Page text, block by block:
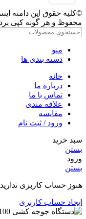
©کلیه حقوق این دامنه
محفوظ و هر گونه کپی
منو
دسته بندی ها
خانه
درباره ما
تماس با ما
علاقه مندی
مقایسه
ورود / ثبت نام
سبد خرید
بستن
ورود
بستن
هنوز حساب کاربری
ایجاد حساب کاربری